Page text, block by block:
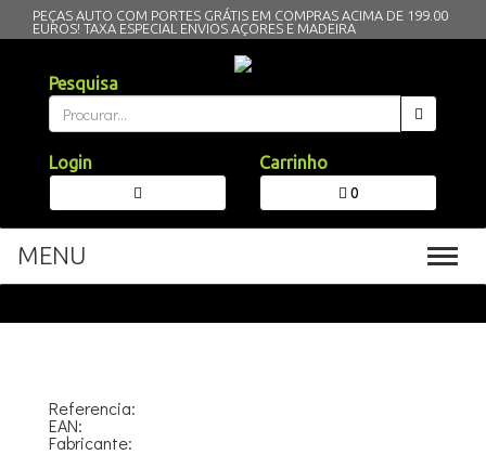
PEÇAS AUTO COM PORTES GRÁTIS EM COMPRAS ACIMA DE 199.00
EUROS! TAXA ESPECIAL ENVIOS AÇORES E MADEIRA
Pesquisa
Login Carrinho
0
MENU
Referencia:
EAN:
Fabricante: